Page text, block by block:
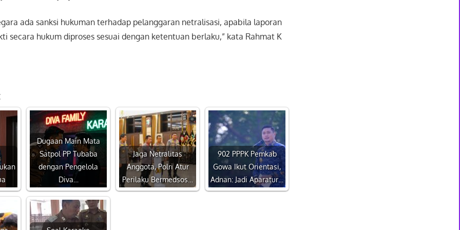
ada sanksi hukuman terhadap pelanggaran netralisasi, apabila laporan
secara hukum diproses sesuai dengan ketentuan berlaku,” kata Rahmat K
Dugaan Main Mata
Satpol PP Tubaba
dengan Pengelola
Diva…
Jaga Netralitas
Anggota, Polri Atur
Perilaku Bermedsos…
902 PPPK Pemkab
Gowa Ikut Orientasi,
Adnan: Jadi Aparatur…